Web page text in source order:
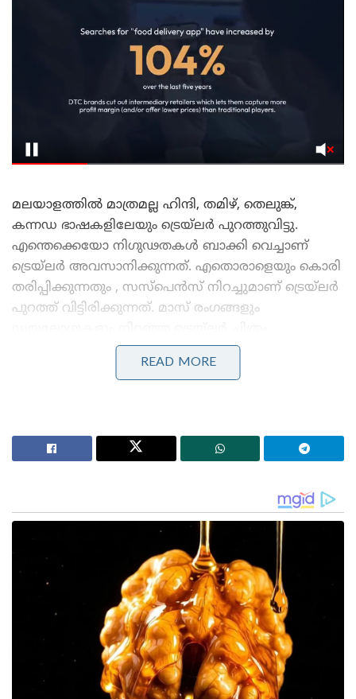
മലയാളത്തിൽ മാത്രമല്ല ഹിന്ദി, തമിഴ്, തെലുങ്ക്,
കന്നഡ ഭാഷകളിലേയും ട്രെയ്ലർ പുറത്തുവിട്ടു.
എന്തെക്കെയോ നിഗുഢതകൾ ബാക്കി വെച്ചാണ്
ട്രെയ്‌ലർ അവസാനിക്കുന്നത്. എതൊരാളെയും കൊരി
തരിപ്പിക്കുന്നതും , സസ്‌പെൻസ് നിറച്ചുമാണ് ട്രെയ്‌ലർ
പുറത്ത് വിട്ടിരിക്കുന്നത്. മാസ് രംഗങ്ങളും
കാണാനുള്ള പ്രതീക്ഷ വാനോളം
ഉയർത്തിയിരിക്കുകയാണ്. ഇപ്പോഴും പുറം തിരിഞ്ഞു
ഫഹദ് ഫാസിലാണോ അതോ വിദേശതാരമാണോ
എന്നൊക്കെയാണ് ആരാധകർ ചോദിക്കുന്നത്.
ഞാൻ പേളി മാണി; ഇഷ്ടനിറം കാവി;എനിക്ക്
അഭിപ്രായ സ്വാതന്ത്ര്യമുണ്ട് ; ക്രൂശിച്ച്‌ സോഷ്യൽ
മീഡിയ
വിജയ്ക്ക് ഇതിലും നല്ലൊരു യാത്രയയപ്പ്
അർഹിച്ചിരുന്നു; നിരാശപ്പെടുത്തി ‘ജനനായകൻ’ –
ആദ്യ ദിന റിവ്യൂ!
ലൈക്ക പ്രൊഡക്ഷൻസ്, ആശീർവാദ് സിനിമാസ്, ശ്രീ
ഗോകുലം മൂവീസ് എന്നീ കമ്പനികൾ നിർമ്മിച്ച
READ MORE